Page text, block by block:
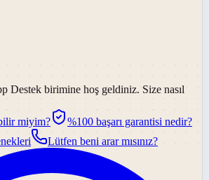
Destek birimine hoş geldiniz. Size nasıl
miyim?
%100 başarı garantisi nedir?
Lütfen beni arar mısınız?